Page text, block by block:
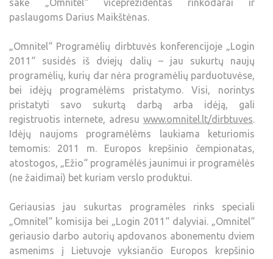
sakė „Omnitel“ viceprezidentas rinkodarai ir
paslaugoms Darius Maikštėnas.
„Omnitel“ Programėlių dirbtuvės konferencijoje „Login
2011“ susidės iš dviejų dalių – jau sukurtų naujų
programėlių, kurių dar nėra programėlių parduotuvėse,
bei idėjų programėlėms pristatymo. Visi, norintys
pristatyti savo sukurtą darbą arba idėją, gali
registruotis internete, adresu www.omnitel.lt/dirbtuves.
Idėjų naujoms programėlėms laukiama keturiomis
temomis: 2011 m. Europos krepšinio čempionatas,
atostogos, „Ežio“ programėlės jaunimui ir programėlės
(ne žaidimai) bet kuriam verslo produktui.
Geriausias jau sukurtas programėles rinks speciali
„Omnitel“ komisija bei „Login 2011“ dalyviai. „Omnitel“
geriausio darbo autorių apdovanos abonementu dviem
asmenims į Lietuvoje vyksiančio Europos krepšinio